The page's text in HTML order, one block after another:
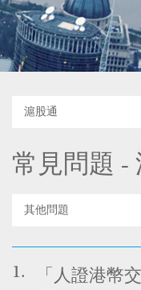
滬股通
常見問題 -
其他問題
1.
「人證港幣